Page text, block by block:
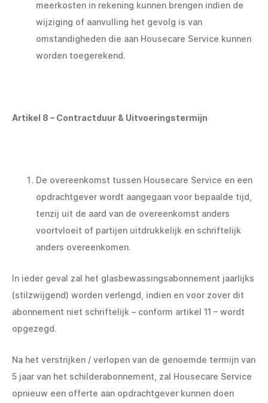
meerkosten in rekening kunnen brengen indien de
wijziging of aanvulling het gevolg is van
omstandigheden die aan Housecare Service kunnen
worden toegerekend.
Artikel 8 – Contractduur & Uitvoeringstermijn
De overeenkomst tussen Housecare Service en een
opdrachtgever wordt aangegaan voor bepaalde tijd,
tenzij uit de aard van de overeenkomst anders
voortvloeit of partijen uitdrukkelijk en schriftelijk
anders overeenkomen.
In ieder geval zal het glasbewassingsabonnement jaarlijks
(stilzwijgend) worden verlengd, indien en voor zover dit
abonnement niet schriftelijk – conform artikel 11 – wordt
opgezegd.
Na het verstrijken / verlopen van de genoemde termijn van
5 jaar van het schilderabonnement, zal Housecare Service
opnieuw een offerte aan opdrachtgever kunnen doen